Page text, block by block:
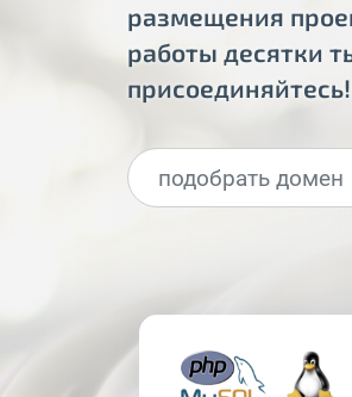
размещения
работы десятки
присоединяйтесь!